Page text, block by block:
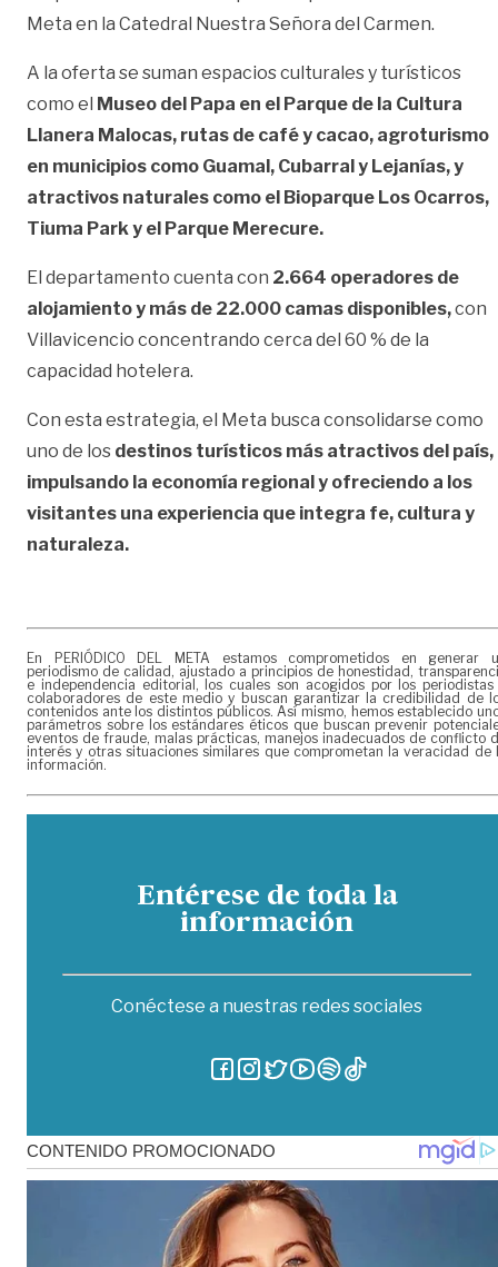
Meta en la Catedral Nuestra Señora del Carmen.
A la oferta se suman espacios culturales y turísticos
como el Museo del Papa en el Parque de la Cultura
Llanera Malocas, rutas de café y cacao, agroturismo
en municipios como Guamal, Cubarral y Lejanías, y
atractivos naturales como el Bioparque Los Ocarros,
Tiuma Park y el Parque Merecure.
El departamento cuenta con 2.664 operadores de
alojamiento y más de 22.000 camas disponibles,con
Villavicencio concentrando cerca del 60 % de la
capacidad hotelera.
Con esta estrategia, el Meta busca consolidarse como
uno de los destinos turísticos más atractivos del país,
impulsando la economía regional y ofreciendo a los
visitantes una experiencia que integra fe, cultura y
naturaleza.
En PERIÓDICO DEL META estamos comprometidos en generar
periodismo de calidad, ajustado a principios de honestidad,
e independencia editorial, los cuales son acogidos por los periodistas
colaboradores de este medio y buscan garantizar la credibilidad de
contenidos ante los distintos públicos. Así mismo, hemos establecido
parámetros sobre los estándares éticos que buscan prevenir
eventos de fraude, malas prácticas, manejos inadecuados de conflicto
interés y otras situaciones similares que comprometan la veracidad de
información.
Entérese de toda la
información
Conéctese a nuestras redes sociales